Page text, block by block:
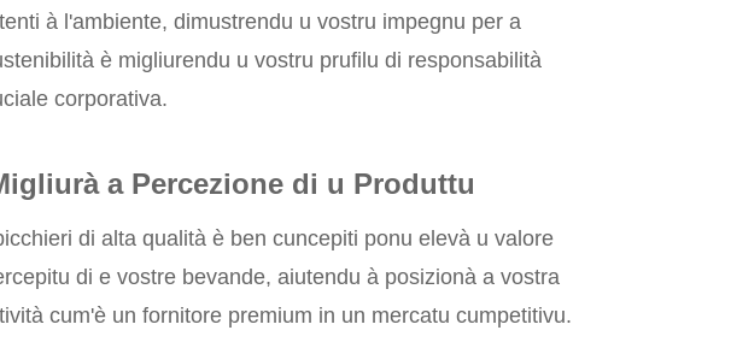
à l'ambiente, dimustrendu u vostru impegnu per a
è migliurendu u vostru prufilu di responsabilità
corporativa.
a Percezione di u Produttu
di alta qualità è ben cuncepiti ponu elevà u valore
di e vostre bevande, aiutendu à posizionà a vostra
cum'è un fornitore premium in un mercatu cumpetitivu.